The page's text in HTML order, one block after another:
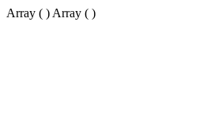
Array ( ) Array ( )